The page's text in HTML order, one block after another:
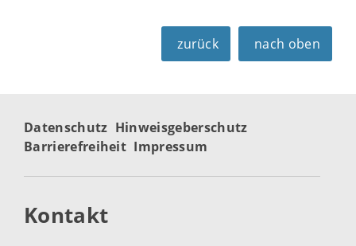
zurück nach oben
Datenschutz Hinweisgeberschutz
Barrierefreiheit Impressum
Kontakt